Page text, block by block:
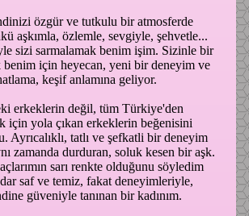
özgür ve tutkulu bir atmosferde
aşkımla, özlemle, sevgiyle, şehvetle...
sizi sarmalamak benim işim. Sizinle bir
benim için heyecan, yeni bir deneyim ve
keşif anlamına geliyor.
erkeklerin değil, tüm Türkiye'den
için yola çıkan erkeklerin beğenisini
Ayrıcalıklı, tatlı ve şefkatli bir deneyim
zamanda durduran, soluk kesen bir aşk.
sarı renkte olduğunu söyledim
saf ve temiz, fakat deneyimleriyle,
güveniyle tanınan bir kadınım.